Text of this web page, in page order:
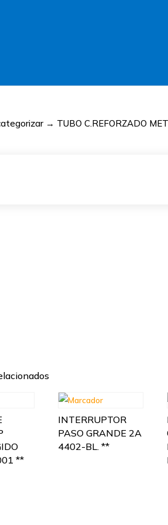
→ TUBO C.REFORZADO
**
INTERRUPTOR
PASO GRANDE 2A
4402-BL. **